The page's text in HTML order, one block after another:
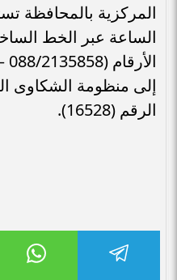
المركزية بالمحافظة
إلى منظومة الشكاوى
الرقم (16528).